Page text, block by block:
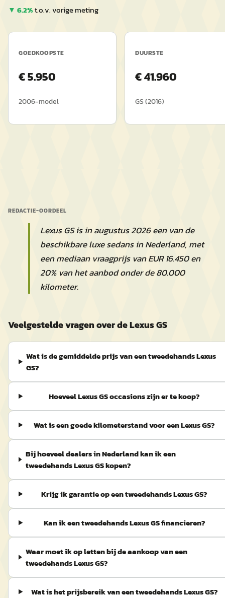
▼ 6.2%t.o.v. vorige meting
GOEDKOOPSTE
€5.950
2006-model
DUURSTE
€41.960
GS(2016)
REDACTIE-OORDEEL
Lexus GS is in augustus 2026 een van de
beschikbare luxe sedans in Nederland, met
een mediaan vraagprijs van EUR 16.450 en
20% van het aanbod onder de 80.000
kilometer.
Veelgestelde vragen over de Lexus GS
Wat is de gemiddelde prijs van een tweedehands Lexus
GS?
Hoeveel Lexus GS occasions zijn er te koop?
Wat is een goede kilometerstand voor een Lexus GS?
Bij hoeveel dealers in Nederland kan ik een
tweedehands Lexus GS kopen?
Krijg ik garantie op een tweedehands Lexus GS?
Kan ik een tweedehands Lexus GS financieren?
Waar moet ik op letten bij de aankoop van een
tweedehands Lexus GS?
Wat is het prijsbereik van een tweedehands Lexus GS?